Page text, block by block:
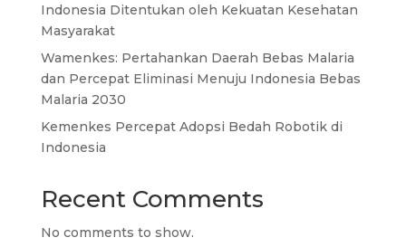
Indonesia Ditentukan oleh Kekuatan Kesehatan
Masyarakat
Wamenkes: Pertahankan Daerah Bebas Malaria
dan Percepat Eliminasi Menuju Indonesia Bebas
Malaria 2030
Kemenkes Percepat Adopsi Bedah Robotik di
Indonesia
Recent Comments
No comments to show.